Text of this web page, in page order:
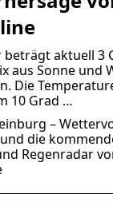
aktuell 3
aus Sonne und
Die
10 Grad …
–
die
Regenradar